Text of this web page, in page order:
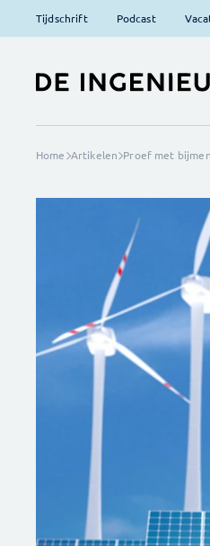
Tijdschrift Podcast
Home Artikelen Proef met